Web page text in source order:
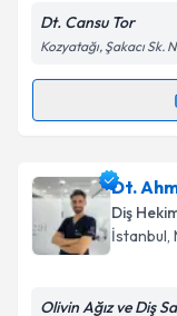
Dt. Cansu Tor
Kozyatağı, Şakacı Sk.
Randevu
Dr. Dt.
oluşturun.
takvim
Dt.
Diş
İstanbul,
Olivin Ağız ve Diş